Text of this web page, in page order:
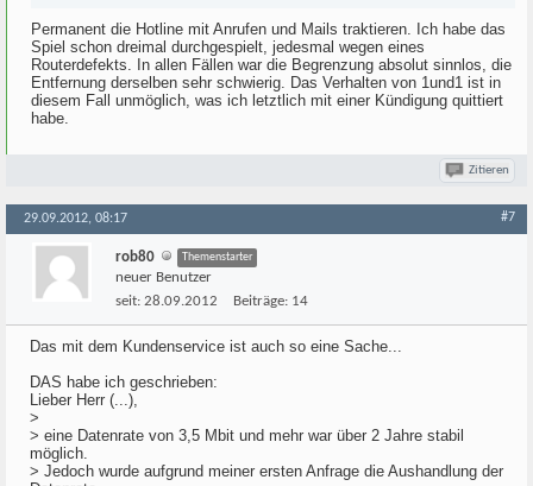
Permanent die Hotline mit Anrufen und Mails traktieren. Ich habe das
Spiel schon dreimal durchgespielt, jedesmal wegen eines
Routerdefekts. In allen Fällen war die Begrenzung absolut sinnlos, die
Entfernung derselben sehr schwierig. Das Verhalten von 1und1 ist in
diesem Fall unmöglich, was ich letztlich mit einer Kündigung quittiert
habe.
Zitieren
29.09.2012, 08:17 #7
rob80 Themenstarter
neuer Benutzer
seit: 28.09.2012 Beiträge: 14
Das mit dem Kundenservice ist auch so eine Sache...
DAS habe ich geschrieben:
Lieber Herr (...),
>
> eine Datenrate von 3,5 Mbit und mehr war über 2 Jahre stabil
möglich.
> Jedoch wurde aufgrund meiner ersten Anfrage die Aushandlung der